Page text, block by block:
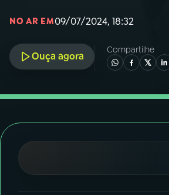
05 PODCASTS
06VIDEOCASTS
07ÚLTIMAS
ACOMPANHE A RÁDIO NACIONAL
NO AR EM09/07/2024, 18:32
Ouça agora
Compartilhe